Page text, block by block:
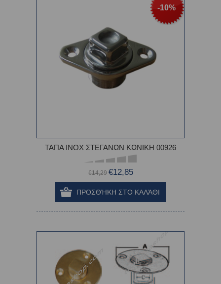
-10%
ΤΑΠΑ ΙΝΟΧ ΣΤΕΓΑΝΩΝ ΚΩΝΙΚΗ 00926
€14,29 €12,85